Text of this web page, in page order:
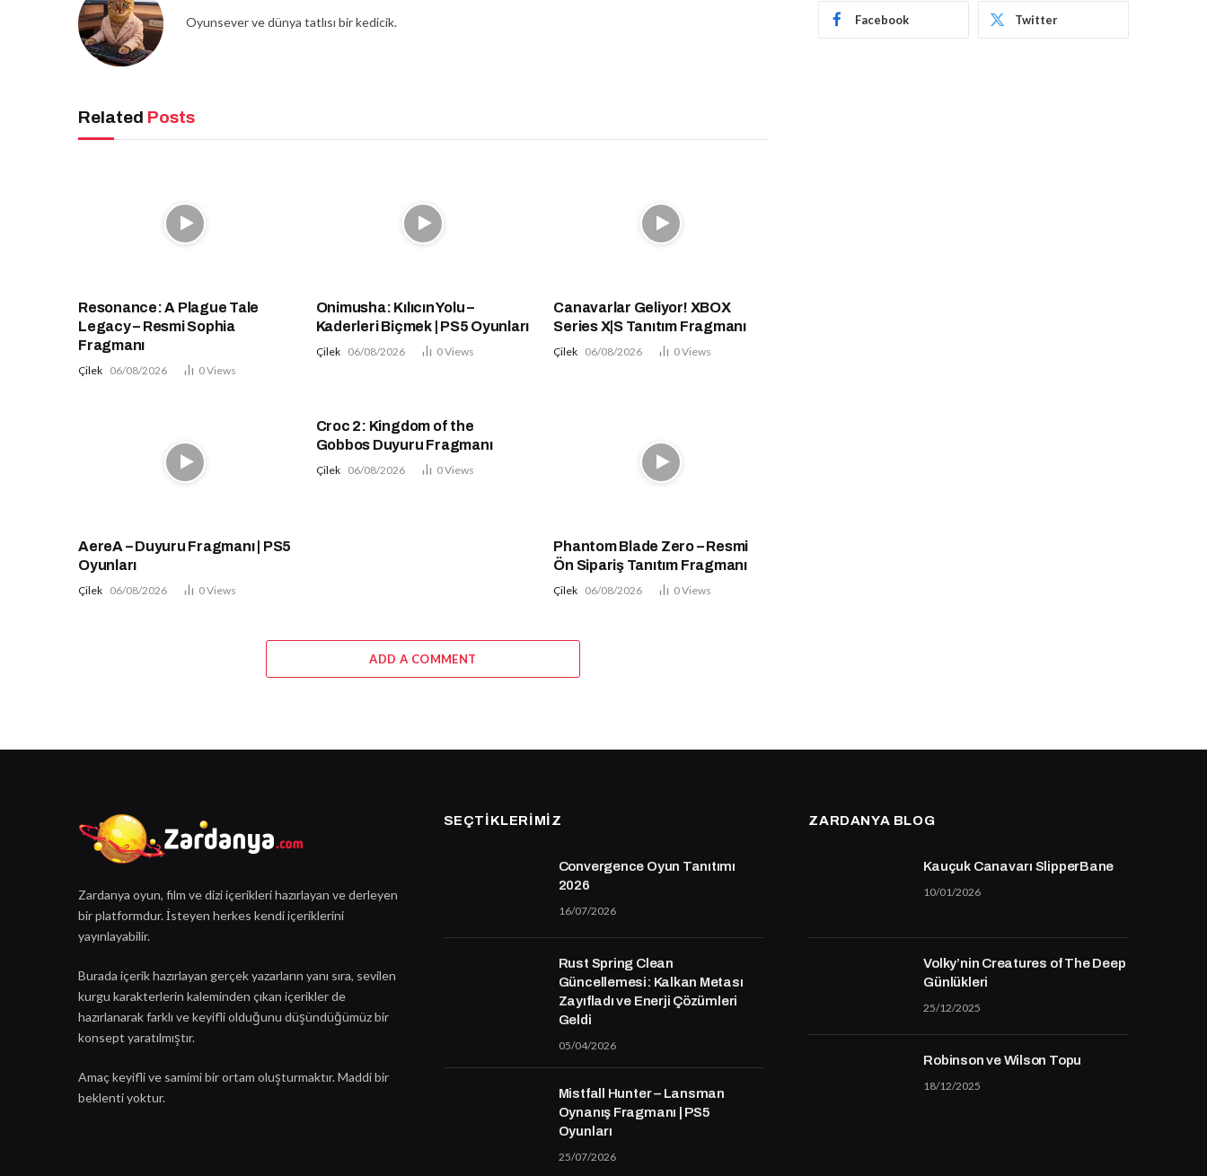
Oyunsever ve dünya tatlısı bir kedicik.
Related Posts
Resonance: A Plague Tale
Legacy – Resmi Sophia
Fragmanı
Çilek 06/08/2026 0Views
Onimusha: Kılıcın Yolu –
Kaderleri Biçmek | PS5 Oyunları
Çilek 06/08/2026 0Views
Canavarlar Geliyor! XBOX
Series X|S Tanıtım Fragmanı
Çilek 06/08/2026 0Views
AereA – Duyuru Fragmanı | PS5
Oyunları
Çilek 06/08/2026 0Views
Croc 2: Kingdom of the
Gobbos Duyuru Fragmanı
Çilek 06/08/2026 0Views
Phantom Blade Zero – Resmi
Ön Sipariş Tanıtım Fragmanı
Çilek 06/08/2026 0Views
ADD A COMMENT
Facebook Twitter
Zardanya oyun, film ve dizi içerikleri hazırlayan ve derleyen
bir platformdur. İsteyen herkes kendi içeriklerini
yayınlayabilir.
Burada içerik hazırlayan gerçek yazarların yanı sıra, sevilen
kurgu karakterlerin kaleminden çıkan içerikler de
hazırlanarak farklı ve keyifli olduğunu düşündüğümüz bir
konsept yaratılmıştır.
Amaç keyifli ve samimi bir ortam oluşturmaktır. Maddi bir
beklenti yoktur.
SEÇTIKLERIMIZ
Convergence Oyun Tanıtımı
2026
16/07/2026
Rust Spring Clean
Güncellemesi: Kalkan Metası
Zayıfladı ve Enerji Çözümleri
Geldi
05/04/2026
Mistfall Hunter – Lansman
Oynanış Fragmanı | PS5
Oyunları
25/07/2026
ZARDANYA BLOG
Kauçuk Canavarı SlipperBane
10/01/2026
Volky’nin Creatures of The Deep
Günlükleri
25/12/2025
Robinson ve Wilson Topu
18/12/2025